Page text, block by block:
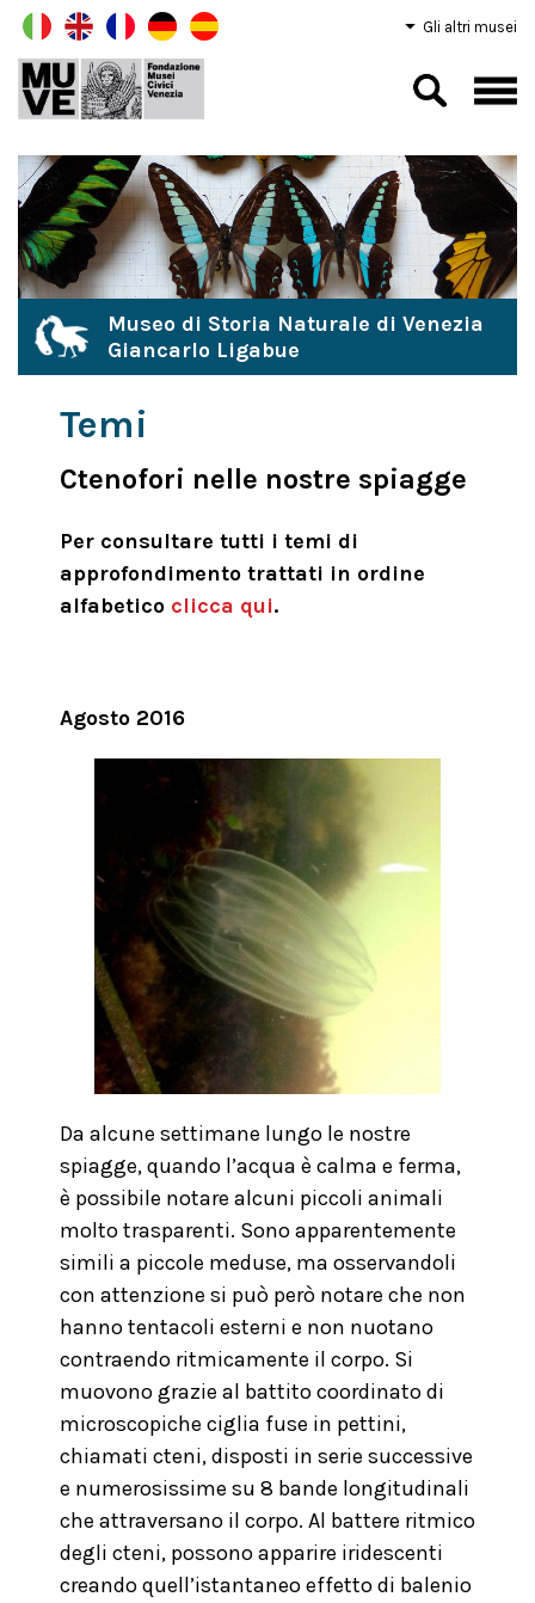
Gli altri musei
Museo di Storia Naturale di Venezia
Giancarlo Ligabue
Temi
Ctenofori nelle nostre spiagge
Per consultare tutti i temi di
approfondimento trattati in ordine
alfabetico clicca qui.
Agosto 2016
Da alcune settimane lungo le nostre
spiagge, quando l’acqua è calma e ferma,
è possibile notare alcuni piccoli animali
molto trasparenti. Sono apparentemente
simili a piccole meduse, ma osservandoli
con attenzione si può però notare che non
hanno tentacoli esterni e non nuotano
contraendo ritmicamente il corpo. Si
muovono grazie al battito coordinato di
microscopiche ciglia fuse in pettini,
chiamati cteni, disposti in serie successive
e numerosissime su 8 bande longitudinali
che attraversano il corpo. Al battere ritmico
degli cteni, possono apparire iridescenti
creando quell’istantaneo effetto di balenio